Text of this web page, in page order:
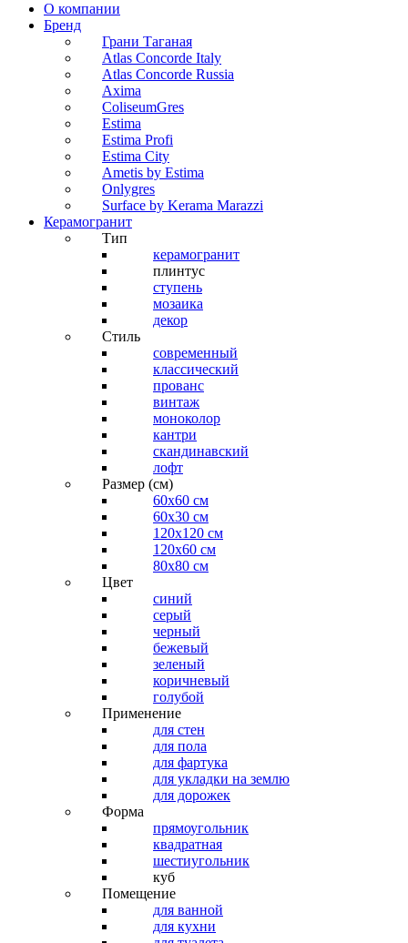
О компании
Бренд
Грани Таганая
Atlas Concorde Italy
Atlas Concorde Russia
Axima
ColiseumGres
Estima
Estima Profi
Estima City
Ametis by Estima
Onlygres
Surface by Kerama Marazzi
Керамогранит
Тип
керамогранит
плинтус
ступень
мозаика
декор
Стиль
современный
классический
прованс
винтаж
моноколор
кантри
скандинавский
лофт
Размер (см)
60х60 см
60x30 см
120x120 см
120x60 см
80x80 см
Цвет
синий
серый
черный
бежевый
зеленый
коричневый
голубой
Применение
для стен
для пола
для фартука
для укладки на землю
для дорожек
Форма
прямоугольник
квадратная
шестиугольник
куб
Помещение
для ванной
для кухни